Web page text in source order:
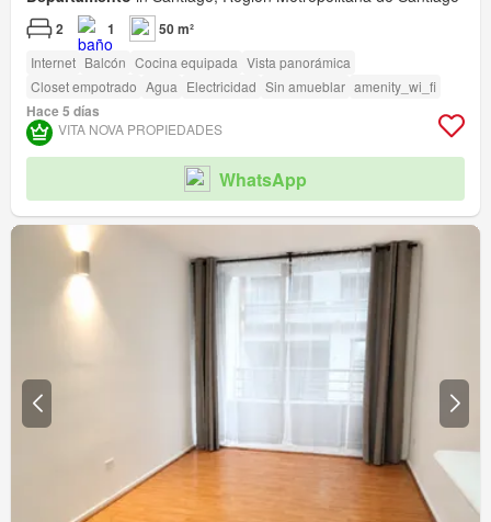
2 1 50 m²
Internet Balcón Cocina equipada Vista panorámica
Closet empotrado Agua Electricidad Sin amueblar amenity_wi_fi
Hace 5 días
VITA NOVA PROPIEDADES
WhatsApp